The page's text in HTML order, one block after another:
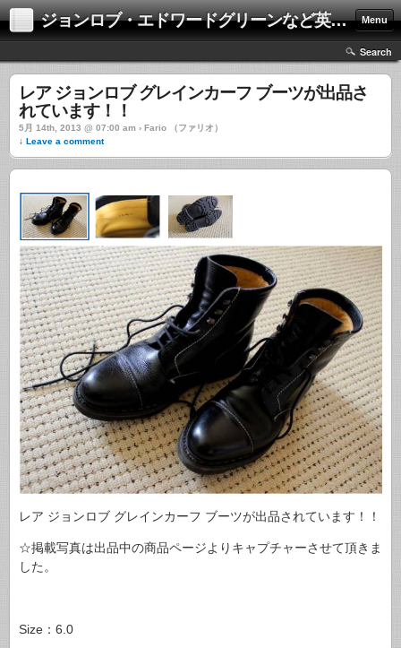
ジョンロブ・エドワードグリーンなど英国靴の激安中古通販情報ブログ Menu
Search
レア ジョンロブ グレインカーフ ブーツが出品さ
れています！！
5月 14th, 2013 @ 07:00 am › Fario （ファリオ）
↓ Leave a comment
レア ジョンロブ グレインカーフ ブーツが出品されています！！
☆掲載写真は出品中の商品ページよりキャプチャーさせて頂きま
した。
Size：6.0